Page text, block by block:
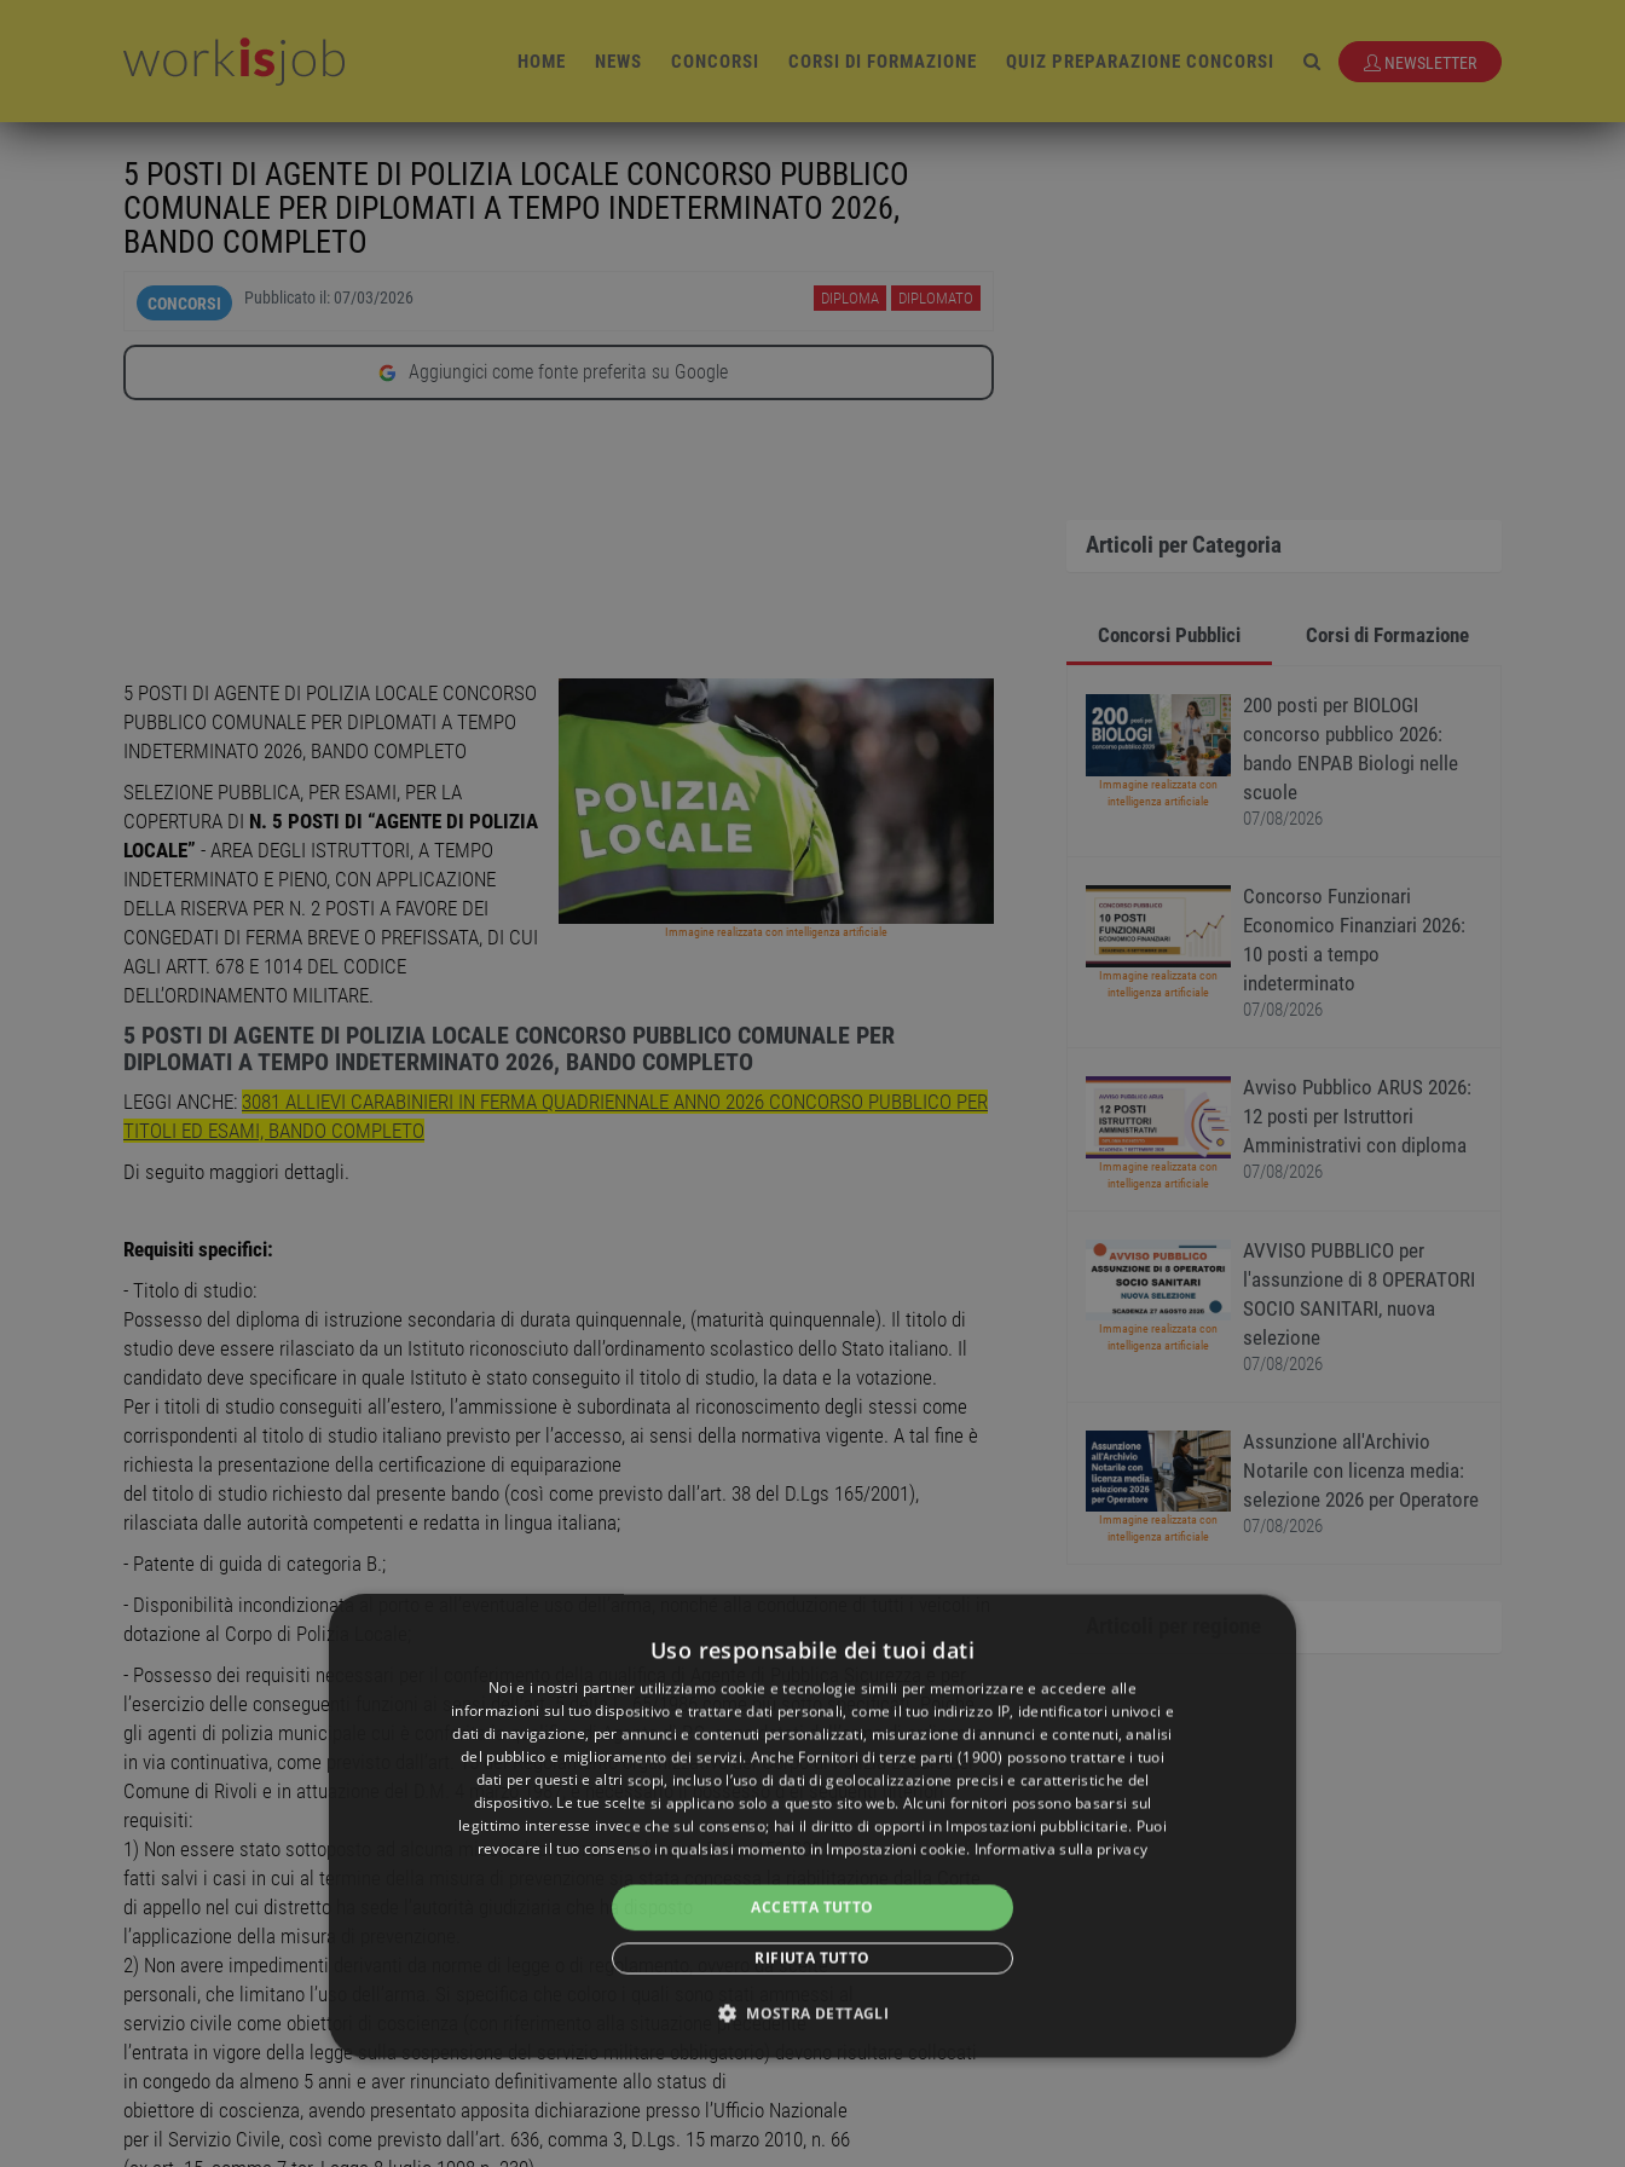
HOME NEWS CONCORSI CORSI DI FORMAZIONE QUIZ PREPARAZIONE CONCORSI NEWSLETTER
5 POSTI DI AGENTE DI POLIZIA LOCALE CONCORSO PUBBLICO
COMUNALE PER DIPLOMATI A TEMPO INDETERMINATO 2026,
BANDO COMPLETO
CONCORSI Pubblicato il: 07/03/2026 DIPLOMA DIPLOMATO
Aggiungici come fonte preferita su Google
Immagine realizzata con intelligenza artificiale
5 POSTI DI AGENTE DI POLIZIA LOCALE CONCORSO
PUBBLICO COMUNALE PER DIPLOMATI A TEMPO
INDETERMINATO 2026, BANDO COMPLETO
SELEZIONE PUBBLICA, PER ESAMI, PER LA
COPERTURA DI N. 5 POSTI DI “AGENTE DI POLIZIA
LOCALE” - AREA DEGLI ISTRUTTORI, A TEMPO
INDETERMINATO E PIENO, CON APPLICAZIONE
DELLA RISERVA PER N. 2 POSTI A FAVORE DEI
CONGEDATI DI FERMA BREVE O PREFISSATA, DI CUI
AGLI ARTT. 678 E 1014 DEL CODICE
DELL’ORDINAMENTO MILITARE.
5 POSTI DI AGENTE DI POLIZIA LOCALE CONCORSO PUBBLICO COMUNALE PER
DIPLOMATI A TEMPO INDETERMINATO 2026, BANDO COMPLETO
LEGGI ANCHE: 3081 ALLIEVI CARABINIERI IN FERMA QUADRIENNALE ANNO 2026 CONCORSO PUBBLICO PER
TITOLI ED ESAMI, BANDO COMPLETO
Di seguito maggiori dettagli.
Requisiti specifici:
- Titolo di studio:
Possesso del diploma di istruzione secondaria di durata quinquennale, (maturità quinquennale). Il titolo di
studio deve essere rilasciato da un Istituto riconosciuto dall’ordinamento scolastico dello Stato italiano. Il
candidato deve specificare in quale Istituto è stato conseguito il titolo di studio, la data e la votazione.
Per i titoli di studio conseguiti all’estero, l’ammissione è subordinata al riconoscimento degli stessi come
corrispondenti al titolo di studio italiano previsto per l’accesso, ai sensi della normativa vigente. A tal fine è
richiesta la presentazione della certificazione di equiparazione
del titolo di studio richiesto dal presente bando (così come previsto dall’art. 38 del D.Lgs 165/2001),
rilasciata dalle autorità competenti e redatta in lingua italiana;
- Patente di guida di categoria B.;
- Disponibilità incondizionata al porto e all’eventuale uso dell’arma, nonché alla conduzione di tutti i veicoli in
dotazione al Corpo di Polizia Locale;
- Possesso dei requisiti necessari per il conferimento della qualifica di Agente di Pubblica Sicurezza e per
l’esercizio delle conseguenti funzioni ai sensi dell’art. 5 della L. 65/1986 come più sotto specificati. Poiché
gli agenti di polizia municipale cui è conferita la qualifica di Agente di P.S. sono dotati dell’arma di ordinanza
in via continuativa, come previsto dall’art. 15 del Regolamento organizzativo del Corpo di Polizia Locale del
Comune di Rivoli e in attuazione del D.M. 4 marzo 1987, è necessario il possesso d ei seguenti ulteriori
requisiti:
1) Non essere stato sottoposto ad alcuna misura di prevenzione di cui al D.Lgs 159/2011,
fatti salvi i casi in cui al termine della misura di prevenzione sia stata concessa la riabilitazione dalla Corte
di appello nel cui distretto ha sede l’autorità giudiziaria che ha disposto
l’applicazione della misura di prevenzione.
2) Non avere impedimenti derivanti da norme di legge o di regolamento, ovvero da scelte
personali, che limitano l’uso dell’arma. Si specifica che coloro i quali sono stati ammessi al
servizio civile come obiettori di coscienza (con riferimento alla situazione precedente
l’entrata in vigore della legge sulla sospensione del servizio militare obbligatorio) devono risultare collocati
in congedo da almeno 5 anni e aver rinunciato definitivamente allo status di
obiettore di coscienza, avendo presentato apposita dichiarazione presso l’Ufficio Nazionale
per il Servizio Civile, così come previsto dall’art. 636, comma 3, D.Lgs. 15 marzo 2010, n. 66
Articoli per Categoria
Concorsi Pubblici Corsi di Formazione
Immagine realizzata con
intelligenza artificiale
200 posti per BIOLOGI
concorso pubblico 2026:
bando ENPAB Biologi nelle
scuole
07/08/2026
Immagine realizzata con
intelligenza artificiale
Concorso Funzionari
Economico Finanziari 2026:
10 posti a tempo
indeterminato
07/08/2026
Immagine realizzata con
intelligenza artificiale
Avviso Pubblico ARUS 2026:
12 posti per Istruttori
Amministrativi con diploma
07/08/2026
Immagine realizzata con
intelligenza artificiale
AVVISO PUBBLICO per
l'assunzione di 8 OPERATORI
SOCIO SANITARI, nuova
selezione
07/08/2026
Immagine realizzata con
intelligenza artificiale
Assunzione all'Archivio
Notarile con licenza media:
selezione 2026 per Operatore
07/08/2026
Uso responsabile dei tuoi dati
Noi e i nostri partner utilizziamo cookie e tecnologie simili per memorizzare e accedere alle
informazioni sul tuo dispositivo e trattare dati personali, come il tuo indirizzo IP, identificatori univoci e
dati di navigazione, per annunci e contenuti personalizzati, misurazione di annunci e contenuti, analisi
del pubblico e miglioramento dei servizi. Anche Fornitori di terze parti (1900) possono trattare i tuoi
dati per questi e altri scopi, incluso l’uso di dati di geolocalizzazione precisi e caratteristiche del
dispositivo. Le tue scelte si applicano solo a questo sito web. Alcuni fornitori possono basarsi sul
legittimo interesse invece che sul consenso; hai il diritto di opporti in Impostazioni pubblicitarie. Puoi
revocare il tuo consenso in qualsiasi momento in Impostazioni cookie. Informativa sulla privacy
ACCETTA TUTTO
RIFIUTA TUTTO
MOSTRA DETTAGLI
STRETTAMENTE NECESSARI PERFORMANCE
NON CLASSIFICATI